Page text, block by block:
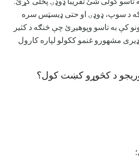
د سوپ، ډوډۍ او حتی ډیسټس سره
کې به تاسو وپوهیږئ چې څنګه د کثیر
مشهورو غنمو ککولو لپاره کارول
د کڅوړو کښت کول؟